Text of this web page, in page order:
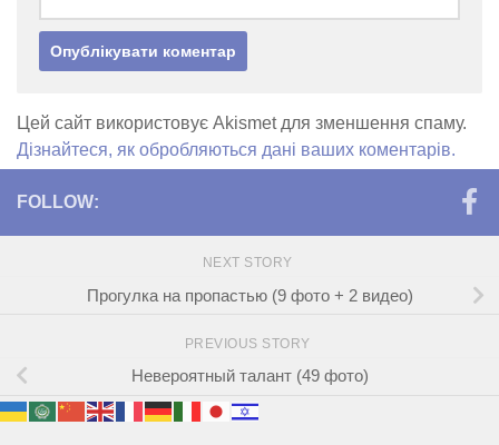
Цей сайт використовує Akismet для зменшення спаму.
Дізнайтеся, як обробляються дані ваших коментарів.
FOLLOW:
NEXT STORY
Прогулка на пропастью (9 фото + 2 видео)
PREVIOUS STORY
Невероятный талант (49 фото)